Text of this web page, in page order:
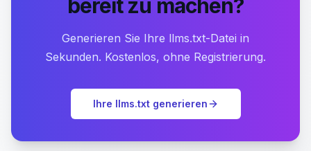
bereit zu machen?
Generieren Sie Ihre llms.txt-Datei in
Sekunden. Kostenlos, ohne Registrierung.
Ihre llms.txt generieren